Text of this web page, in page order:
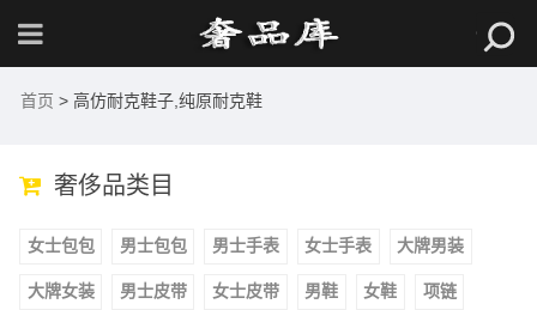
首页 > 高仿耐克鞋子,纯原耐克鞋
奢侈品类目
女士包包 男士包包 男士手表 女士手表 大牌男装
大牌女装 男士皮带 女士皮带 男鞋 女鞋 项链